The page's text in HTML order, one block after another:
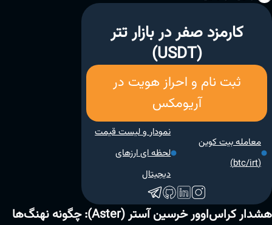
کارمزد صفر در بازار تتر
(USDT)
ثبت نام و احراز هویت در
آریومکس
معامله بیت کوین
(btc/irt)
نمودار و لیست قیمت
لحظه ای ارزهای
دیجیتال
هشدار کراس‌اوور خرسین آستر (Aster): چگونه نهنگ‌ها